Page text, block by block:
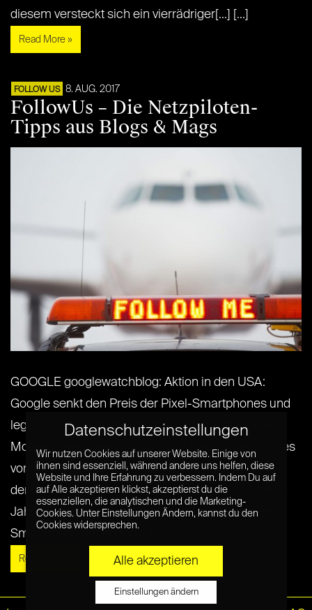
diesem versteckt sich ein vierrädriger[...] [...]
Read More »
FOLLOW US 8. AUG. 2017
FollowUs – Die Netzpiloten-
Tipps aus Blogs & Mags
GOOGLE googlewatchblog: Aktion in den USA:
Google senkt den Preis der Pixel-Smartphones und
legt ein Gratis Daydream obendrauf: In etwa zwei
Monaten wird Google zwei neue Pixel-Smartphones
vorstellen, die die Nachfolge der populären Geräte
der ersten Pixel-Generation aus dem vergangenen
Jahr antreten werden. Wer derzeit mit einem Pixel-
Smartphone der ersten[...] [...]
Read More »
Datenschutzeinstellungen
Wir nutzen Cookies auf unserer Website. Einige von
ihnen sind essenziell, während andere uns helfen, diese
Website und Ihre Erfahrung zu verbessern. Indem Du auf
auf Alle akzeptieren klickst, akzeptierst du die
essenziellen, die analytischen und die Marketing-
Cookies. Unter Einstellungen Ändern, kannst du den
Cookies widersprechen.
Alle akzeptieren
Einstellungen ändern